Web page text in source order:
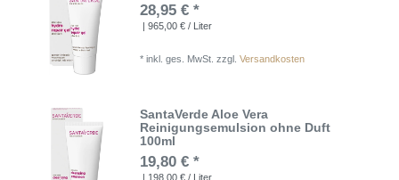
28,95 € *
| 965,00 € / Liter
*inkl. ges. MwSt. zzgl.Versandkosten
SantaVerde Aloe Vera
Reinigungsemulsion ohne Duft
100ml
19,80 € *
| 198,00 € / Liter